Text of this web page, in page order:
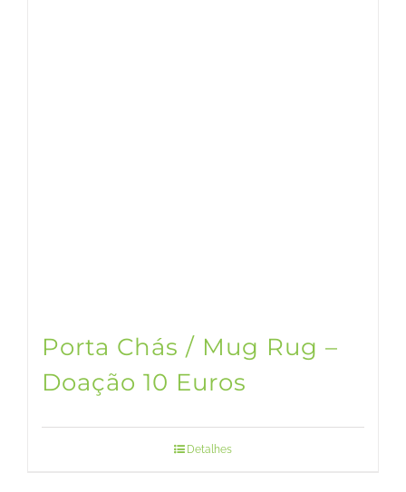
Porta Chás / Mug Rug –
Doação 10 Euros
Detalhes